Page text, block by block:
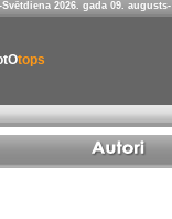
-Svētdiena 2026. gada 09. augusts-
tops